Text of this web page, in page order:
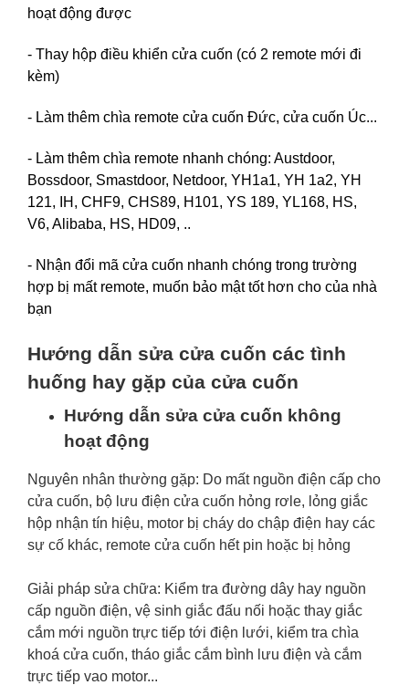
hoạt động được
- Thay hộp điều khiển cửa cuốn (có 2 remote mới đi
kèm)
- Làm thêm chìa remote cửa cuốn Đức, cửa cuốn Úc...
- Làm thêm chìa remote nhanh chóng: Austdoor,
Bossdoor, Smastdoor, Netdoor, YH1a1, YH 1a2, YH
121, IH, CHF9, CHS89, H101, YS 189, YL168, HS,
V6, Alibaba, HS, HD09, ..
- Nhận đổi mã cửa cuốn nhanh chóng trong trường
hợp bị mất remote, muốn bảo mật tốt hơn cho của nhà
bạn
Hướng dẫn sửa cửa cuốn các tình
huống hay gặp của cửa cuốn
Hướng dẫn sửa cửa cuốn không
hoạt động
Nguyên nhân thường gặp: Do mất nguồn điện cấp cho
cửa cuốn, bộ lưu điện cửa cuốn hỏng rơle, lỏng giắc
hộp nhận tín hiệu, motor bị cháy do chập điện hay các
sự cố khác, remote cửa cuốn hết pin hoặc bị hỏng
Giải pháp sửa chữa: Kiểm tra đường dây hay nguồn
cấp nguồn điện, vệ sinh giắc đấu nối hoặc thay giắc
cắm mới nguồn trực tiếp tới điện lưới, kiểm tra chìa
khoá cửa cuốn, tháo giắc cắm bình lưu điện và cắm
trực tiếp vao motor...